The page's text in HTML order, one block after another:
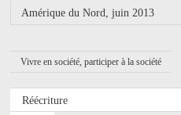
Amérique du Nord, juin 2013
Vivre en société, participer à la société
Réécriture